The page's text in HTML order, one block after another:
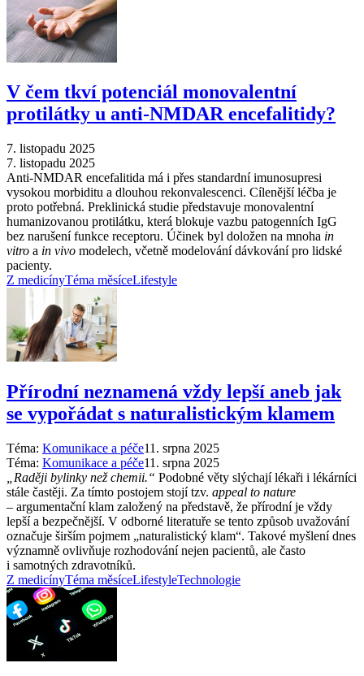
V čem tkví potenciál monovalentní
protilátky u anti-NMDAR encefalitidy?
7. listopadu 2025
7. listopadu 2025
Anti-NMDAR encefalitida má i přes standardní imunosupresi
vysokou morbiditu a dlouhou rekonvalescenci. Cílenější léčba je
proto potřebná. Preklinická studie představuje monovalentní
humanizovanou protilátku, která blokuje vazbu patogenních IgG
bez narušení funkce receptoru. Účinek byl doložen na mnoha in
vitro a in vivo modelech, včetně modelování dávkování pro lidské
pacienty.
Z medicínyTéma měsíceLifestyle
Přírodní neznamená vždy lepší aneb jak
se vypořádat s naturalistickým klamem
Téma: Komunikace a péče11. srpna 2025
Téma: Komunikace a péče11. srpna 2025
„Raději bylinky než chemii.“ Podobné věty slýchají lékaři i lékárníci
stále častěji. Za tímto postojem stojí tzv. appeal to nature
–⁠ argumentační klam založený na představě, že přírodní je vždy
lepší a bezpečnější. V odborné literatuře se tento způsob uvažování
označuje širším pojmem „naturalistický klam“. Takové myšlení dnes
významně ovlivňuje rozhodování nejen pacientů, ale často
i samotných zdravotníků.
Z medicínyTéma měsíceLifestyleTechnologie